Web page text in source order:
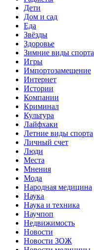
Дети
Дом и сад
Еда
Звёзды
Здоровье
Зимние виды спорта
Игры
Импортозамещение
Интернет
Истории
Компании
Криминал
Культура
Лайфхаки
Летние виды спорта
Личный счет
Люди
Места
Мнения
Мода
Народная медицина
Наука
Наука и техника
Научпоп
Недвижимость
Новости
Новости ЗОЖ